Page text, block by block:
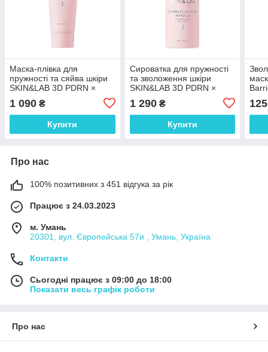
Маска-плівка для
пружності та сяйва шкіри
SKIN&LAB 3D PDRN ×
Collagen Wrapping Mask
70 мл
1 090 ₴
Купити
Сироватка для пружності
та зволоження шкіри
SKIN&LAB 3D PDRN ×
Collagen Ampoule 30 мл
1 290₴
Купити
125
Про нас
100% позитивних з 451 відгука за рік
Працює з 24.03.2023
м. Умань
20301, вул. Європейська 57и , Умань, Україна
Контакти
Сьогодні працює з 09:00 до 18:00
Показати весь графік роботи
Про нас